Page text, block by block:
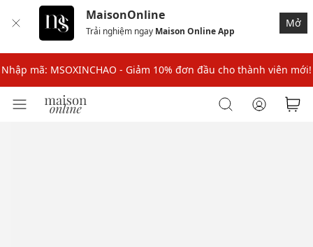
MaisonOnline
Trải nghiệm ngay Maison Online App
Mở
Nhập mã: MSOXINCHAO - Giảm 10% đơn đầu cho thành viên mới!
Nhập mã MSOPAY100: giảm ngay 10% khi thanh toán trực tuyến
Nhập mã: MSOXINCHAO - Giảm 10% đơn đầu cho thành viên mới!
Nhập mã MSOPAY100: giảm ngay 10% khi thanh toán trực tuyến
Nhập mã: MSOXINCHAO - Giảm 10% đơn đầu cho thành viên mới!